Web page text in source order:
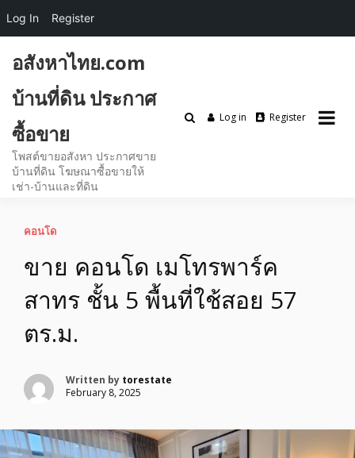
content
อสังหาไทย.com
บ้านที่ดิน ประกาศ
ซื้อขาย
โพสต์ขายอสังหา ประกาศขาย
บ้านที่ดิน โฆษณาซื้อขายให้
เช่า-บ้านและที่ดิน
Log in Register
คอนโด
ขาย คอนโด เมโทรพาร์ค
สาทร ชั้น 5 พื้นที่ใช้สอย 57
ตร.ม.
Written by torestate
February 8, 2025
Log In Register